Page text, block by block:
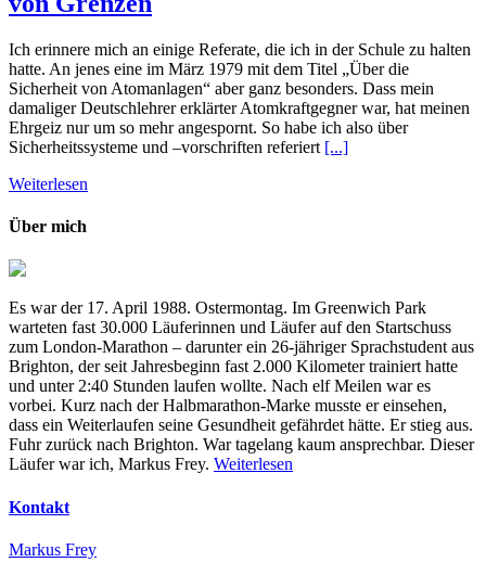
Ich erinnere mich an einige Referate, die ich in der Schule zu halten
hatte. An jenes eine im März 1979 mit dem Titel „Über die
Sicherheit von Atomanlagen“ aber ganz besonders. Dass mein
damaliger Deutschlehrer erklärter Atomkraftgegner war, hat meinen
Ehrgeiz nur um so mehr angespornt. So habe ich also über
Sicherheitssysteme und –vorschriften referiert [...]
Weiterlesen
Über mich
Es war der 17. April 1988. Ostermontag. Im Greenwich Park
warteten fast 30.000 Läuferinnen und Läufer auf den Startschuss
zum London-Marathon – darunter ein 26-jähriger Sprachstudent aus
Brighton, der seit Jahresbeginn fast 2.000 Kilometer trainiert hatte
und unter 2:40 Stunden laufen wollte. Nach elf Meilen war es
vorbei. Kurz nach der Halbmarathon-Marke musste er einsehen,
dass ein Weiterlaufen seine Gesundheit gefährdet hätte. Er stieg aus.
Fuhr zurück nach Brighton. War tagelang kaum ansprechbar. Dieser
Läufer war ich, Markus Frey. Weiterlesen
Kontakt
Markus Frey